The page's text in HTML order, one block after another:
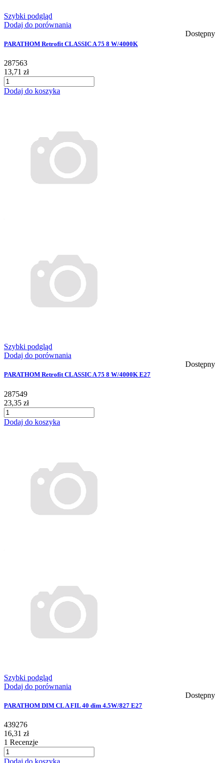
Szybki podgląd
Dodaj do porównania
Dostępny
PARATHOM Retrofit CLASSIC A 75 8 W/4000K
287563
13,71 zł
Dodaj do koszyka
Szybki podgląd
Dodaj do porównania
Dostępny
PARATHOM Retrofit CLASSIC A 75 8 W/4000K E27
287549
23,35 zł
Dodaj do koszyka
Szybki podgląd
Dodaj do porównania
Dostępny
PARATHOM DIM CL A FIL 40 dim 4.5W/827 E27
439276
16,31 zł
1 Recenzje
Dodaj do koszyka